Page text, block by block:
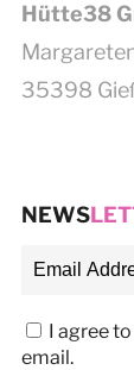
Hütte38
35398
NEWS
I agree
email.